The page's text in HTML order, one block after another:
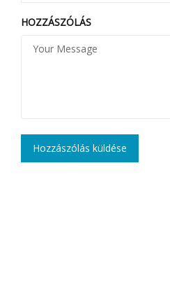
HOZZÁSZÓLÁS